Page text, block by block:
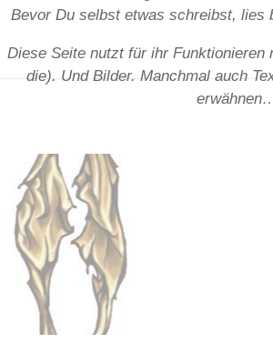
Bevor Du selbst etwas schreibst, lies
Diese Seite nutzt für ihr Funktionieren
die). Und Bilder. Manchmal auch